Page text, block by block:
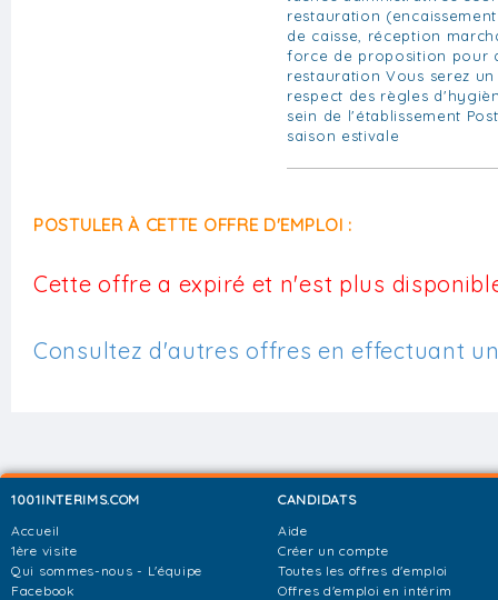
restauration
de caisse, réception
force de proposition pour
restauration Vous serez
respect des règles
sein de l'établissement
saison estivale
POSTULER À CETTE OFFRE D'EMPLOI :
Cette offre a expiré et n'est plus
Consultez d'autres offres en effectuant
1001INTERIMS.COM
Accueil
1ère visite
Qui sommes-nous - L'équipe
Facebook
CANDIDATS
Aide
Créer un compte
Toutes les offres d'emploi
Offres d'emploi en intérim